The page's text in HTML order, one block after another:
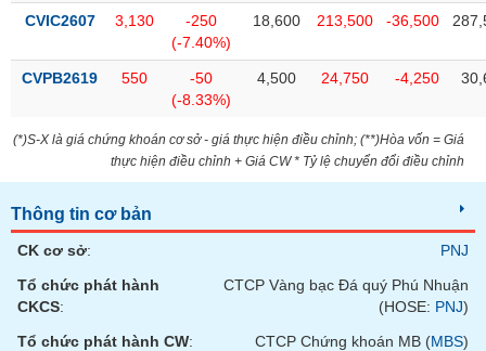
biệt
được
quỹ
Danh
mục
ETF
Cổ
CVIC2607 3,130
-250
(-7.40%)
18,600 213,500 -36,500
CVPB2619 550
-50
(-8.33%)
4,500 24,750 -4,250
(*)S-X là giá chứng khoán cơ sở - giá thực hiện điều chỉnh; (**)Hòa vốn = Giá
thực hiện điều chỉnh + Giá CW * Tỷ lệ chuyển đổi điều chỉnh
Thông tin cơ bản
CK cơ sở:
PNJ
Tổ chức phát hành
CKCS:
CTCP Vàng bạc Đá quý Phú Nhuận
(HOSE: PNJ)
Tổ chức phát hành CW: CTCP Chứng khoán MB (MBS)
CÔNG
TƯ
DỮ
LIỆU
TIN
MỚI